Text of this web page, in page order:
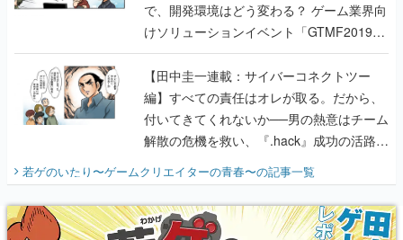
で、開発環境はどう変わる？ ゲーム業界向
けソリューションイベント「GTMF2019」
に行って、より理解を深めよう【PR】
【田中圭一連載：サイバーコネクトツー
編】すべての責任はオレが取る。だから、
付いてきてくれないか──男の熱意はチーム
解散の危機を救い、『.hack』成功の活路を
開く。業界の快男児・松山 洋に流れる血は
『少年ジャンプ』色だった【若ゲのいた
り】
若ゲのいたり〜ゲームクリエイターの青春〜の記事一覧